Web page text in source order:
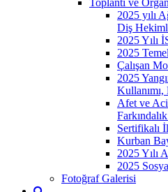
2025 yılı
Diş
2025 Yılı
2025
Çalışan
2025
Kullanımı,
Afet ve
Sertifikalı
Kurban
2025 Yılı
2025
Fotoğraf Galerisi